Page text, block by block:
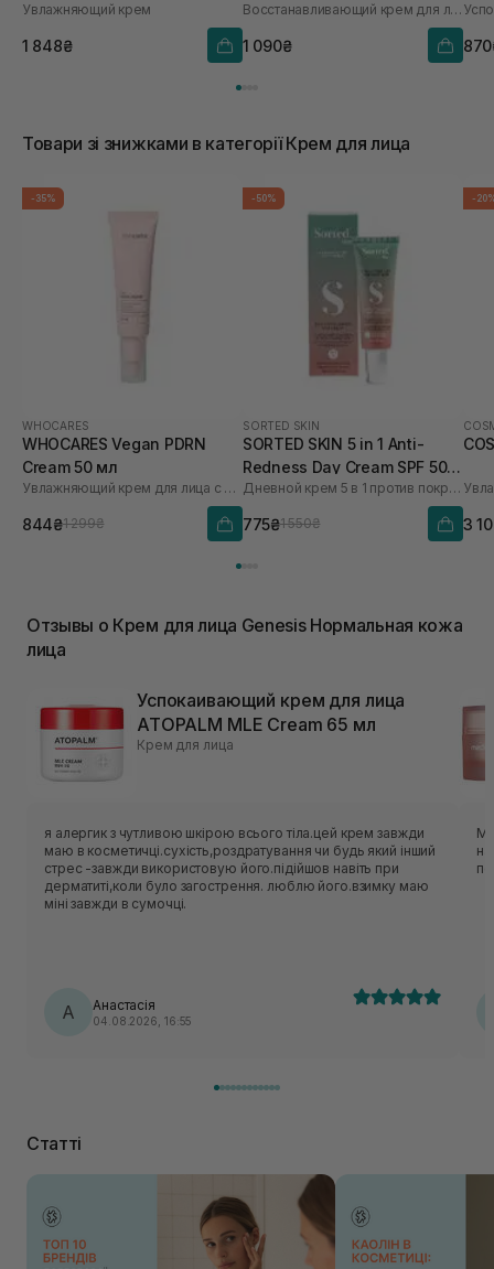
Увлажняющий крем
1 848₴
Восстанавливающий крем для лица
1 090₴
Товари зі знижками в категорії Крем для лица
-35%
WHOCARES
WHOCARES Vegan PDRN
Cream 50 мл
Увлажняющий крем для лица с веганскими полинуклеотидами WHO CARES
844₴1 299₴
-50%
SORTED SKIN
SORTED SKIN 5 in 1 Anti-
Redness Day Cream SPF 50
30 мл
Дневной крем 5 в 1 против покраснения
775₴1 550₴
-
3
Отзывы о Крем для лица Genesis Нормальная кожа
лица
Успокаивающий крем для лица
ATOPALM MLE Cream 65 мл
Крем для лица
я алергик з чутливою шкірою всього тіла.цей крем завжди
маю в косметичці.сухість,роздратування чи будь який інший
стрес -завжди використовую його.підійшов навіть при
дерматиті,коли було загострення. люблю його.взимку маю
міні завжди в сумочці.
А Анастасія
04.08.2026, 16:55
Статті